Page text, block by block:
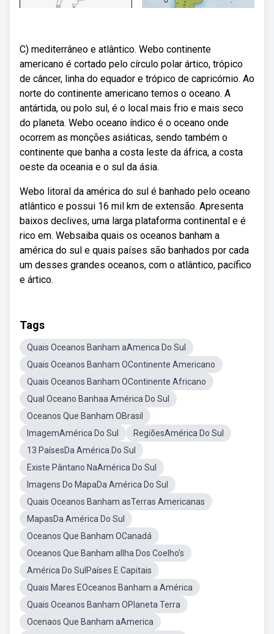
C) mediterrâneo e atlântico. Webo continente
americano é cortado pelo círculo polar ártico, trópico
de câncer, linha do equador e trópico de capricórnio. Ao
norte do continente americano temos o oceano. A
antártida, ou polo sul, é o local mais frio e mais seco
do planeta. Webo oceano índico é o oceano onde
ocorrem as monções asiáticas, sendo também o
continente que banha a costa leste da áfrica, a costa
oeste da oceania e o sul da ásia.
Webo litoral da américa do sul é banhado pelo oceano
atlântico e possui 16 mil km de extensão. Apresenta
baixos declives, uma larga plataforma continental e é
rico em. Websaiba quais os oceanos banham a
américa do sul e quais países são banhados por cada
um desses grandes oceanos, com o atlântico, pacífico
e ártico.
Tags
Quais Oceanos Banham aAmerica Do Sul
Quais Oceanos Banham OContinente Americano
Quais Oceanos Banham OContinente Africano
Qual Oceano Banhaa América Do Sul
Oceanos Que Banham OBrasil
ImagemAmérica Do Sul
RegiõesAmérica Do Sul
13 PaísesDa América Do Sul
Existe Pântano NaAmérica Do Sul
Imagens Do MapaDa América Do Sul
Quais Oceanos Banham asTerras Americanas
MapasDa América Do Sul
Oceanos Que Banham OCanadá
Oceanos Que Banham aIlha Dos Coelho's
América Do SulPaíses E Capitais
Quais Mares EOceanos Banham a América
Quais Oceanos Banham OPlaneta Terra
Ocenaos Que Banham aAmerica